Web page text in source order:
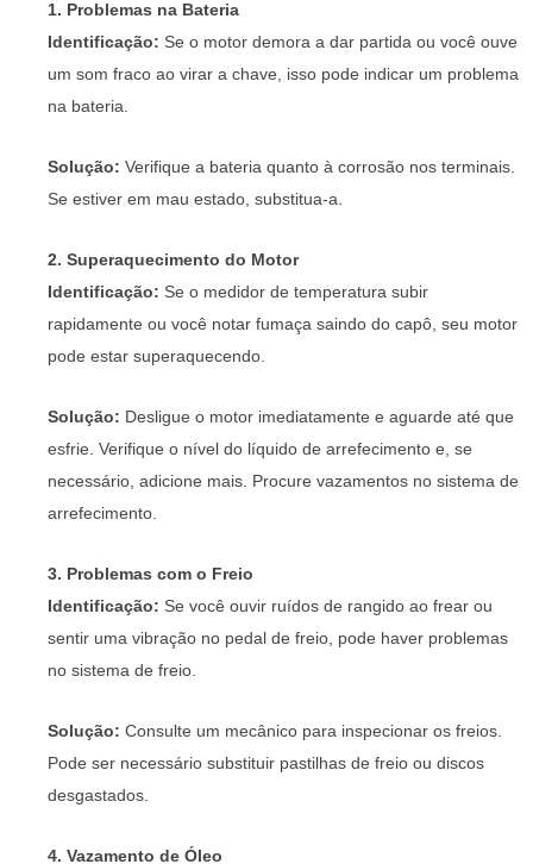
1. Problemas na Bateria
Identificação: Se o motor demora a dar partida ou você ouve
um som fraco ao virar a chave, isso pode indicar um problema
na bateria.
Solução: Verifique a bateria quanto à corrosão nos terminais.
Se estiver em mau estado, substitua-a.
2. Superaquecimento do Motor
Identificação: Se o medidor de temperatura subir
rapidamente ou você notar fumaça saindo do capô, seu motor
pode estar superaquecendo.
Solução: Desligue o motor imediatamente e aguarde até que
esfrie. Verifique o nível do líquido de arrefecimento e, se
necessário, adicione mais. Procure vazamentos no sistema de
arrefecimento.
3. Problemas com o Freio
Identificação: Se você ouvir ruídos de rangido ao frear ou
sentir uma vibração no pedal de freio, pode haver problemas
no sistema de freio.
Solução: Consulte um mecânico para inspecionar os freios.
Pode ser necessário substituir pastilhas de freio ou discos
desgastados.
4. Vazamento de Óleo